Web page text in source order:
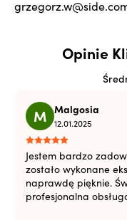
Opinie
M Malgosia
12.01.2025
Jestem bardzo
zostało wykonane
naprawdę pięknie.
profesjonalna